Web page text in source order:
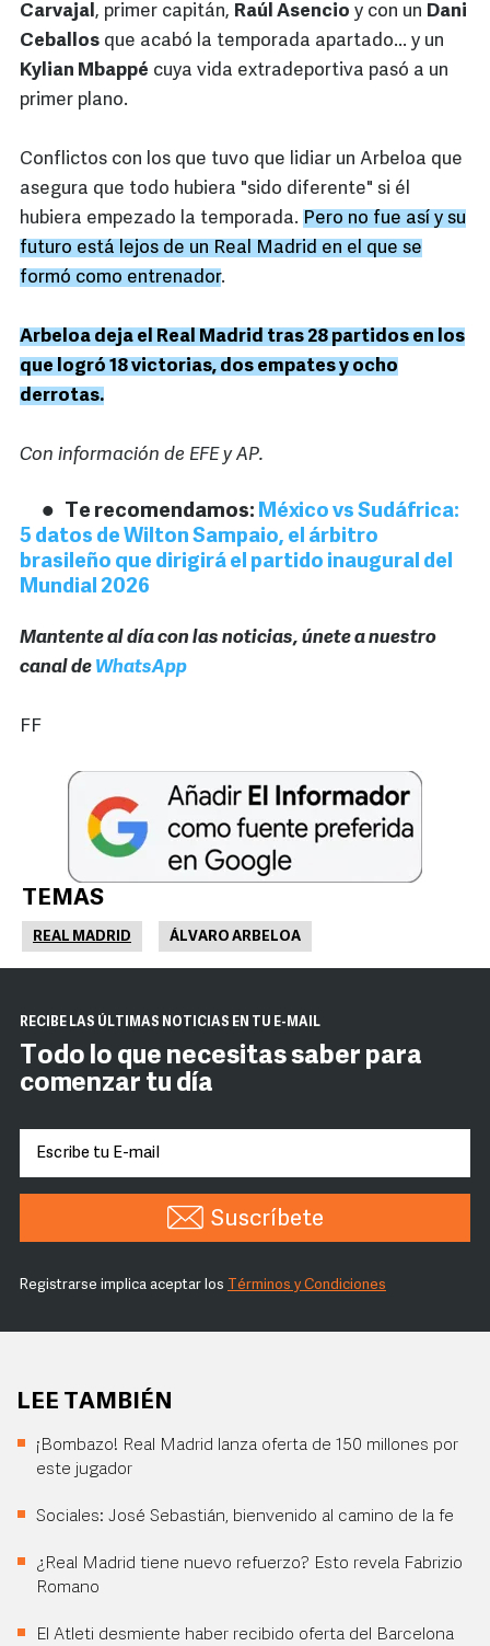
Carvajal , primer capitán, Raúl Asencio y con un Dani
Ceballos que acabó la temporada apartado... y un
Kylian Mbappé cuya vida extradeportiva pasó a un
primer plano.
Conflictos con los que tuvo que lidiar un Arbeloa que
asegura que todo hubiera "sido diferente" si él
hubiera empezado la temporada. Pero no fue así y su
futuro está lejos de un Real Madrid en el que se
formó como entrenador.
Arbeloa deja el Real Madrid tras 28 partidos en los
que logró 18 victorias, dos empates y ocho
derrotas.
Con información de EFE y AP.
Te recomendamos: México vs Sudáfrica:
5 datos de Wilton Sampaio, el árbitro
brasileño que dirigirá el partido inaugural del
Mundial 2026
Mantente al día con las noticias, únete a nuestro
canal de WhatsApp
FF
TEMAS
REAL MADRID ÁLVARO ARBELOA
RECIBE LAS ÚLTIMAS NOTICIAS EN TU E-MAIL
Todo lo que necesitas saber para
comenzar tu día
Suscríbete
Registrarse implica aceptar los Términos y Condiciones
LEE TAMBIÉN
¡Bombazo! Real Madrid lanza oferta de 150 millones por
este jugador
Sociales: José Sebastián, bienvenido al camino de la fe
¿Real Madrid tiene nuevo refuerzo? Esto revela Fabrizio
Romano
El Atleti desmiente haber recibido oferta del Barcelona